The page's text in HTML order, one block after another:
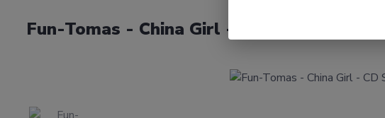
Fun-Tomas - China Girl - CD Singl